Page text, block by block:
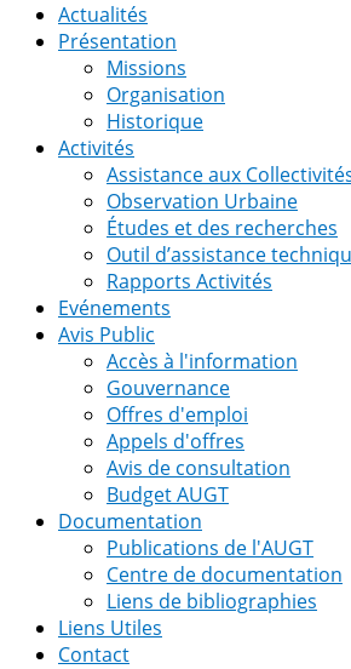
Actualités
Présentation
Missions
Organisation
Historique
Activités
Assistance aux
Observation Urbaine
Études et des recherches
Outil d’assistance
Rapports Activités
Evénements
Avis Public
Accès à l'information
Gouvernance
Offres d'emploi
Appels d'offres
Avis de consultation
Budget AUGT
Documentation
Publications de l'AUGT
Centre de documentation
Liens de bibliographies
Liens Utiles
Contact